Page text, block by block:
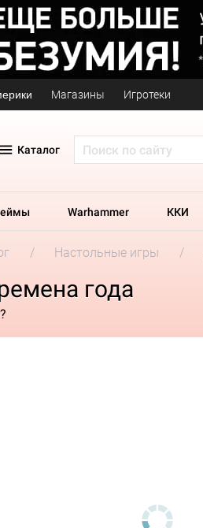
Магазины Игротеки
Каталог
Warhammer ККИ
Настольные игры
года